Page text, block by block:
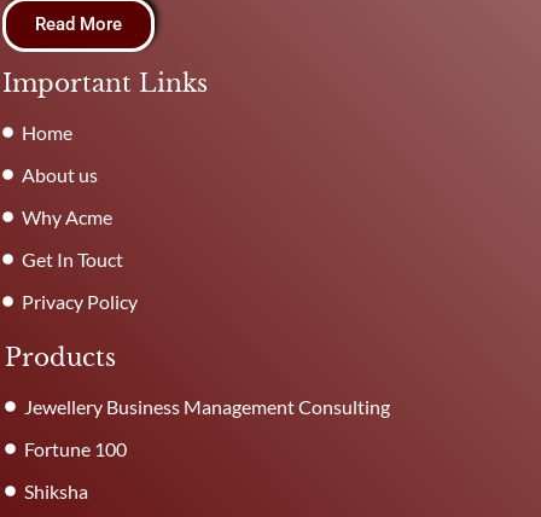
Read More
Important Links
Home
About us
Why Acme
Get In Touct
Privacy Policy
Products
Jewellery Business Management Consulting
Fortune 100
Shiksha